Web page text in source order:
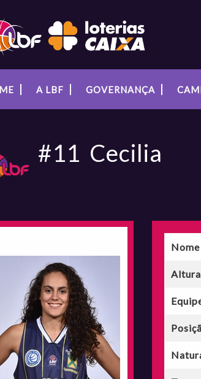
A LBF GOVERNANÇA
#11 Cecilia
Nome
Altura